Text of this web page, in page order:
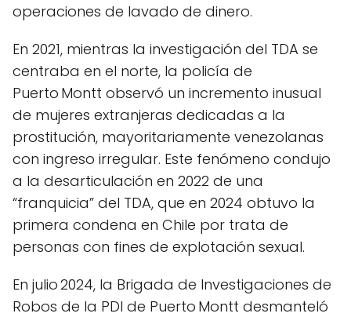
operaciones de lavado de dinero.
En 2021, mientras la investigación del TDA se
centraba en el norte, la policía de
Puerto Montt observó un incremento inusual
de mujeres extranjeras dedicadas a la
prostitución, mayoritariamente venezolanas
con ingreso irregular. Este fenómeno condujo
a la desarticulación en 2022 de una
“franquicia” del TDA, que en 2024 obtuvo la
primera condena en Chile por trata de
personas con fines de explotación sexual.
En julio 2024, la Brigada de Investigaciones de
Robos de la PDI de Puerto Montt desmanteló